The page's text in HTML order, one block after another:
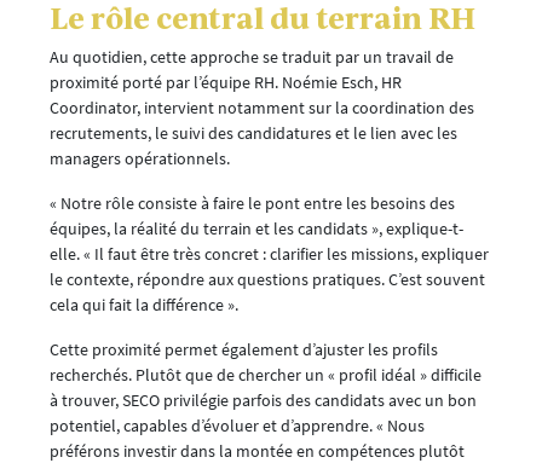
Le rôle central du terrain RH
Au quotidien, cette approche se traduit par un travail de
proximité porté par l’équipe RH. Noémie Esch, HR
Coordinator, intervient notamment sur la coordination des
recrutements, le suivi des candidatures et le lien avec les
managers opérationnels.
« Notre rôle consiste à faire le pont entre les besoins des
équipes, la réalité du terrain et les candidats », explique-t-
elle. « Il faut être très concret : clarifier les missions, expliquer
le contexte, répondre aux questions pratiques. C’est souvent
cela qui fait la différence ».
Cette proximité permet également d’ajuster les profils
recherchés. Plutôt que de chercher un « profil idéal » difficile
à trouver, SECO privilégie parfois des candidats avec un bon
potentiel, capables d’évoluer et d’apprendre. « Nous
préférons investir dans la montée en compétences plutôt